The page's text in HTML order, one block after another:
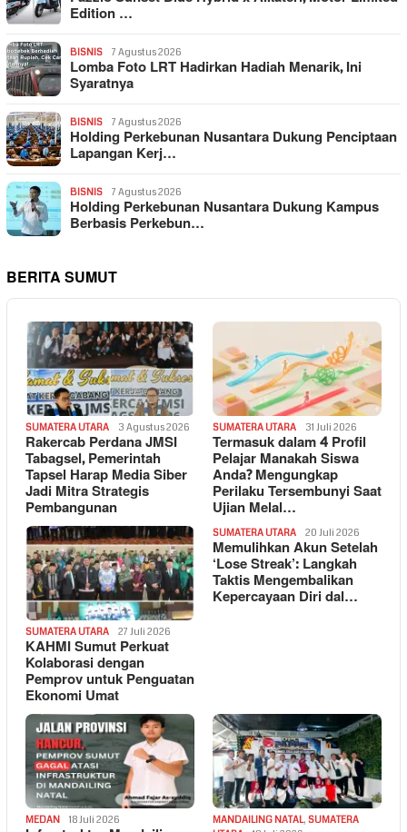
Edition …
BISNIS 7 Agustus 2026
Lomba Foto LRT Hadirkan Hadiah Menarik, Ini
Syaratnya
BISNIS 7 Agustus 2026
Holding Perkebunan Nusantara Dukung Penciptaan
Lapangan Kerj…
BISNIS 7 Agustus 2026
Holding Perkebunan Nusantara Dukung Kampus
Berbasis Perkebun…
BERITA SUMUT
SUMATERA UTARA 3 Agustus 2026
Rakercab Perdana JMSI
Tabagsel, Pemerintah
Tapsel Harap Media Siber
Jadi Mitra Strategis
Pembangunan
SUMATERA UTARA 31 Juli 2026
Termasuk dalam 4 Profil
Pelajar Manakah Siswa
Anda? Mengungkap
Perilaku Tersembunyi Saat
Ujian Melal…
SUMATERA UTARA 27 Juli 2026
KAHMI Sumut Perkuat
Kolaborasi dengan
Pemprov untuk Penguatan
Ekonomi Umat
SUMATERA UTARA 20 Juli 2026
Memulihkan Akun Setelah
‘Lose Streak’: Langkah
Taktis Mengembalikan
Kepercayaan Diri dal…
MEDAN 18 Juli 2026 MANDAILING NATAL, SUMATERA